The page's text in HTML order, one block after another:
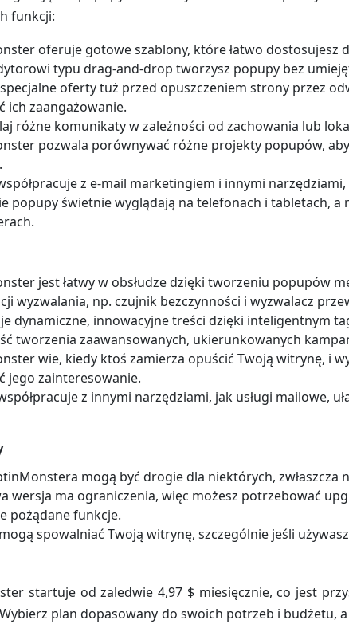
funkcji:
oferuje gotowe szablony, które łatwo dostosujesz
typu drag-and-drop tworzysz popupy bez
oferty tuż przed opuszczeniem strony przez
ich zaangażowanie.
różne komunikaty w zależności od zachowania lub
pozwala porównywać różne projekty popupów,
z e-mail marketingiem i innymi
popupy świetnie wyglądają na telefonach i tabletach, a
jest łatwy w obsłudze dzięki tworzeniu popupów
wyzwalania, np. czujnik bezczynności i wyzwalacz
dynamiczne, innowacyjne treści dzięki inteligentnym
tworzenia zaawansowanych, ukierunkowanych
wie, kiedy ktoś zamierza opuścić Twoją witrynę, i
jego zainteresowanie.
z innymi narzędziami, jak usługi mailowe,
mogą być drogie dla niektórych, zwłaszcza
wersja ma ograniczenia, więc możesz potrzebować
pożądane funkcje.
spowalniać Twoją witrynę, szczególnie jeśli
startuje od zaledwie 4,97 $ miesięcznie, co jest
plan dopasowany do swoich potrzeb i budżetu,